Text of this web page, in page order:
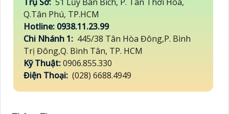
Q.Tân Phú, TP.HCM
Hotline: 0938.11.23.99
Chi Nhánh 1: 445/38 Tân Hòa Đông,P. Bình
Trị Đông,Q. Bình Tân, TP. HCM
Kỹ Thuật:0906.855.330
Điện Thoại: (028) 6688.4949